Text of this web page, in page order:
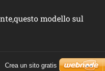
modello sul
Crea un sito gratis